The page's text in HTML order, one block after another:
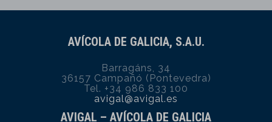
AVÍCOLA DE GALICIA, S.A.U.
Barragáns, 34
36157 Campañó (Pontevedra)
Tel. +34 986 833 100
avigal@avigal.es
AVIGAL – AVÍCOLA DE GALICIA